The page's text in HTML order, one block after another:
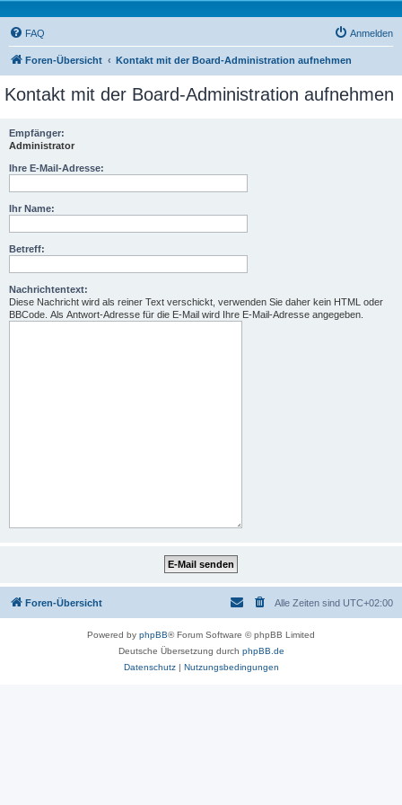
FAQ Anmelden
Foren-Übersicht Kontakt mit der Board-Administration aufnehmen
Kontakt mit der Board-Administration aufnehmen
Empfänger:
Administrator
Ihre E-Mail-Adresse:
Ihr Name:
Betreff:
Nachrichtentext:
Diese Nachricht wird als reiner Text verschickt, verwenden Sie daher kein HTML oder
BBCode. Als Antwort-Adresse für die E-Mail wird Ihre E-Mail-Adresse angegeben.
Foren-Übersicht Alle Zeiten sind UTC+02:00
Powered by phpBB® Forum Software © phpBB Limited
Deutsche Übersetzung durch phpBB.de
Datenschutz| Nutzungsbedingungen